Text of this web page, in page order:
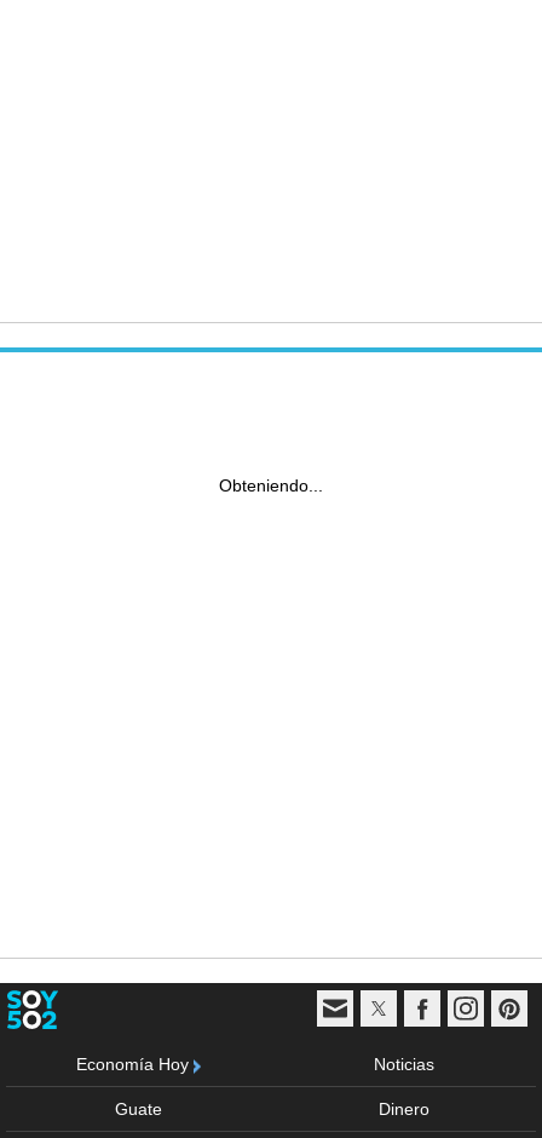
Obteniendo...
Economía Hoy Noticias
Guate Dinero